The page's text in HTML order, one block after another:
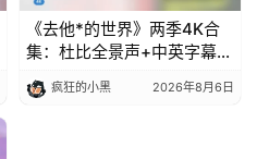
《去他*的世界》两季4K合
集：杜比全景声+中英字幕，
收藏级画质体验
疯狂的小黑 2026年8月6日